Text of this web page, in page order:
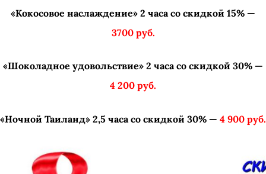
«Кокосовое наслаждение» 2 часа со скидкой 15% —
3700 руб.
«Шоколадное удовольствие» 2 часа со скидкой 30% —
4 200 руб.
«Ночной Таиланд» 2,5 часа со скидкой 30% — 4 900 руб.